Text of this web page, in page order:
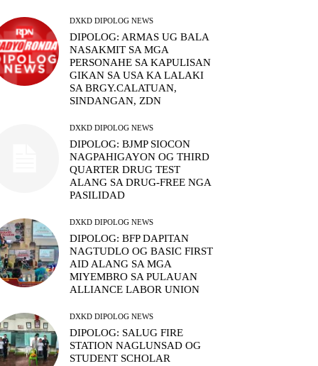
DXKD DIPOLOG NEWS
DIPOLOG: ARMAS UG BALA
NASAKMIT SA MGA
PERSONAHE SA KAPULISAN
GIKAN SA USA KA LALAKI
SA BRGY.CALATUAN,
SINDANGAN, ZDN
DXKD DIPOLOG NEWS
DIPOLOG: BJMP SIOCON
NAGPAHIGAYON OG THIRD
QUARTER DRUG TEST
ALANG SA DRUG-FREE NGA
PASILIDAD
DXKD DIPOLOG NEWS
DIPOLOG: BFP DAPITAN
NAGTUDLO OG BASIC FIRST
AID ALANG SA MGA
MIYEMBRO SA PULAUAN
ALLIANCE LABOR UNION
DXKD DIPOLOG NEWS
DIPOLOG: SALUG FIRE
STATION NAGLUNSAD OG
STUDENT SCHOLAR